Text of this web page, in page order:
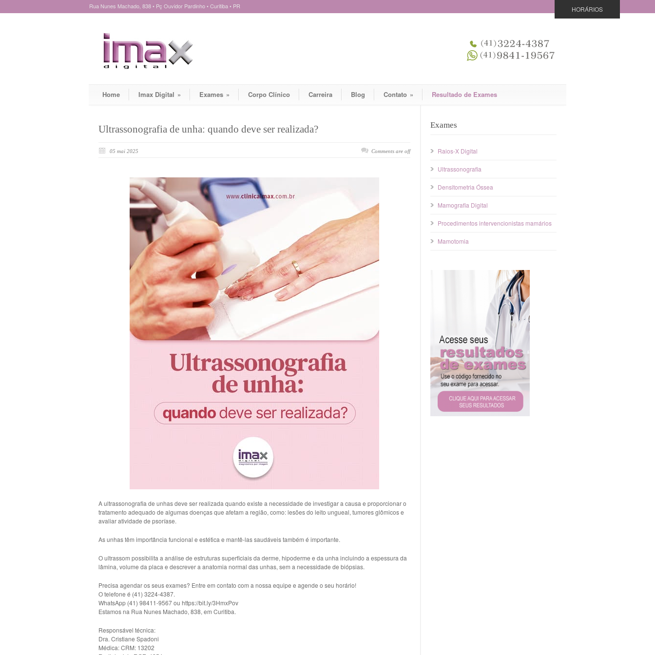
Rua Nunes Machado, 838 • Pç Ouvidor Pardinho • Curitiba • PR
Home Imax Digital » Exames » Corpo Clínico Carreira Blog Contato » Resultado de Exames
Ultrassonografia de unha: quando deve ser realizada?
05 mai 2025 Comments are off
A ultrassonografia de unhas deve ser realizada quando existe a necessidade de investigar a causa e proporcionar o
tratamento adequado de algumas doenças que afetam a região, como: lesões do leito ungueal, tumores glômicos e
avaliar atividade de psoríase.
As unhas têm importância funcional e estética e mantê-las saudáveis também é importante.
O ultrassom possibilita a análise de estruturas superficiais da derme, hipoderme e da unha incluindo a espessura da
lâmina, volume da placa e descrever a anatomia normal das unhas, sem a necessidade de biópsias.
Precisa agendar os seus exames? Entre em contato com a nossa equipe e agende o seu horário!
O telefone é (41) 3224-4387.
WhatsApp (41) 98411-9567 ou https://bit.ly/3HmxPov
Estamos na Rua Nunes Machado, 838, em Curitiba.
Responsável técnica:
Dra. Cristiane Spadoni
Médica: CRM: 13202
Exames
Raios-X Digital
Ultrassonografia
Densitometria Óssea
Mamografia Digital
Procedimentos intervencionistas mamários
Mamotomia
HORÁRIOS